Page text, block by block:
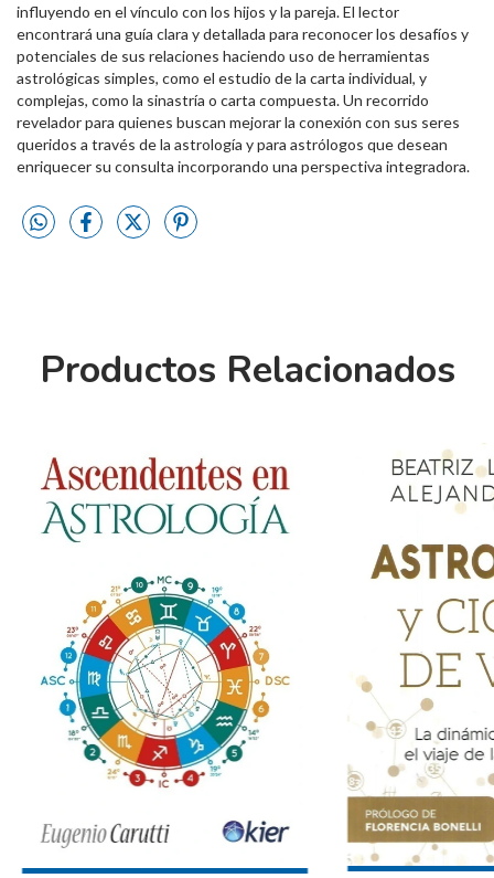
influyendo en el vínculo con los hijos y la pareja. El lector
encontrará una guía clara y detallada para reconocer los desafíos y
potenciales de sus relaciones haciendo uso de herramientas
astrológicas simples, como el estudio de la carta individual, y
complejas, como la sinastría o carta compuesta. Un recorrido
revelador para quienes buscan mejorar la conexión con sus seres
queridos a través de la astrología y para astrólogos que desean
enriquecer su consulta incorporando una perspectiva integradora.
Productos Relacionados